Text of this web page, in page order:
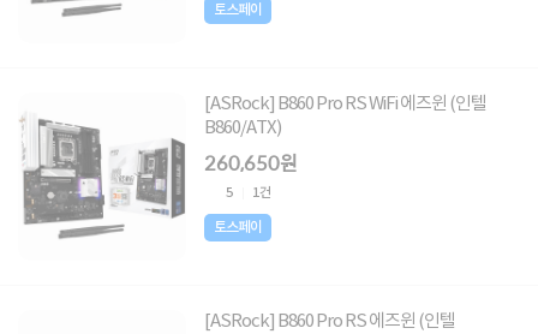
토스페이
[ASRock] B860 Pro RS WiFi 에즈윈 (인텔
B860/ATX)
260,650원
5 1건
토스페이
[ASRock] B860 Pro RS 에즈윈 (인텔